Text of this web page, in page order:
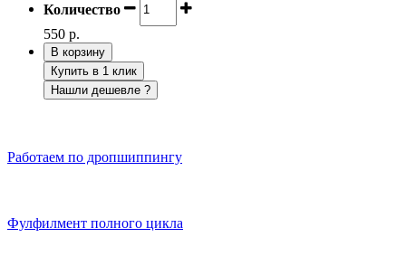
Количество
550 р.
В корзину
Купить в 1 клик
Нашли дешевле ?
Работаем по дропшиппингу
Фулфилмент полного цикла